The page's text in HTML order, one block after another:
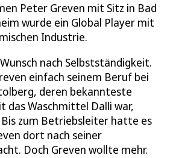
Peter Greven mit Sitz in Bad
wurde ein Global Player mit
Industrie.
nach Selbstständigkeit.
einfach seinem Beruf bei
deren bekannteste
das Waschmittel Dalli war,
zum Betriebsleiter hatte es
dort nach seiner
Doch Greven wollte mehr.